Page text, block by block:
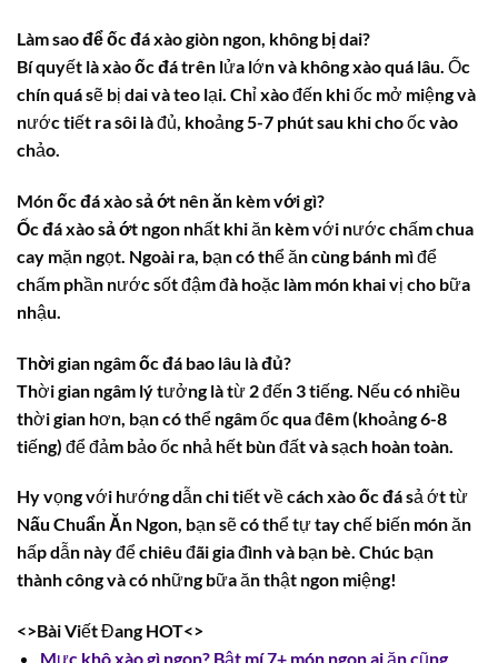
Làm sao để ốc đá xào giòn ngon, không bị dai?
Bí quyết là xàoốc đátrên lửa lớn và không xào quá lâu. Ốc
chín quá sẽ bị dai và teo lại. Chỉ xào đến khi ốc mở miệng và
nước tiết ra sôi là đủ, khoảng 5-7 phút sau khi cho ốc vào
chảo.
Món ốc đá xào sả ớt nên ăn kèm với gì?
Ốc đá xào sả ớt ngon nhất khi ăn kèm với nước chấm chua
cay mặn ngọt. Ngoài ra, bạn có thể ăn cùng bánh mì để
chấm phần nước sốt đậm đà hoặc làm món khai vị cho bữa
nhậu.
Thời gian ngâm ốc đá bao lâu là đủ?
Thời gian ngâm lý tưởng là từ 2 đến 3 tiếng. Nếu có nhiều
thời gian hơn, bạn có thể ngâm ốc qua đêm (khoảng 6-8
tiếng) để đảm bảo ốc nhả hết bùn đất và sạch hoàn toàn.
Hy vọng với hướng dẫn chi tiết vềcách xào ốc đásả ớt từ
Nấu Chuẩn Ăn Ngon, bạn sẽ có thể tự tay chế biến món ăn
hấp dẫn này để chiêu đãi gia đình và bạn bè. Chúc bạn
thành công và có những bữa ăn thật ngon miệng!
<>Bài Viết Đang HOT<>
Mực khô xào gì ngon? Bật mí 7+ món ngon ai ăn cũng